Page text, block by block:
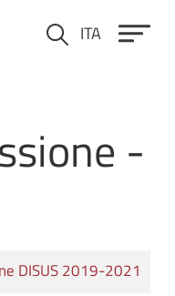
Cerca ITA
-
DISUS 2019-2021